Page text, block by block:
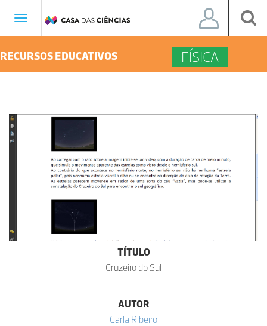
Toggle
RECURSOS EDUCATIVOS FÍSICA
TÍTULO
Cruzeiro do Sul
AUTOR
Carla Ribeiro